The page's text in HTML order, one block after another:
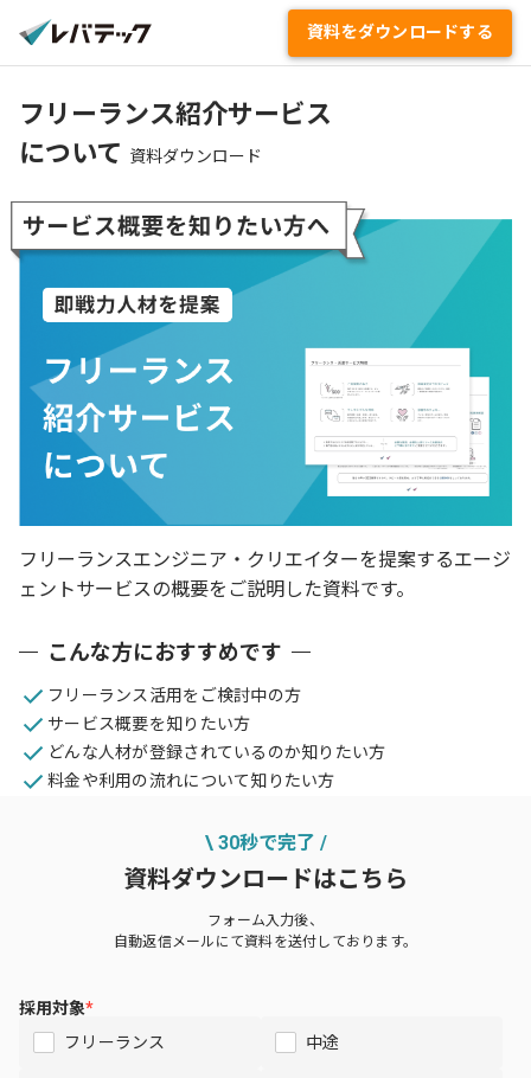
資料をダウンロードする
フリーランス紹介サービス
について 資料ダウンロード
フリーランスエンジニア・クリエイターを提案するエージ
ェントサービスの概要をご説明した資料です。
こんな方におすすめです
フリーランス活用をご検討中の方
サービス概要を知りたい方
どんな人材が登録されているのか知りたい方
料金や利用の流れについて知りたい方
\ 30秒で完了 /
資料ダウンロードはこちら
フォーム入力後、
自動返信メールにて資料を送付しております。
採用対象*
フリーランス
中途